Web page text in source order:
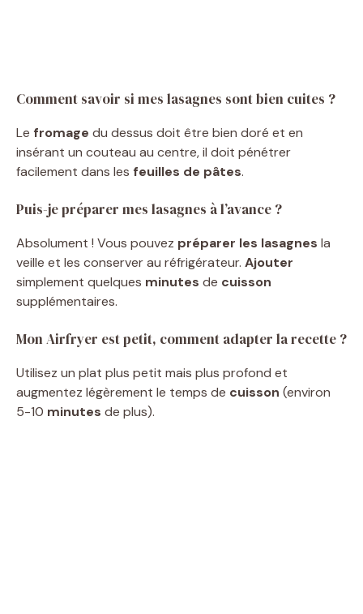
Comment savoir si mes lasagnes sont bien cuites ?
Le fromage du dessus doit être bien doré et en
insérant un couteau au centre, il doit pénétrer
facilement dans les feuilles de pâtes.
Puis-je préparer mes lasagnes à l’avance ?
Absolument ! Vous pouvez préparer les lasagnes la
veille et les conserver au réfrigérateur. Ajouter
simplement quelques minutes de cuisson
supplémentaires.
Mon Airfryer est petit, comment adapter la recette ?
Utilisez un plat plus petit mais plus profond et
augmentez légèrement le temps de cuisson (environ
5-10 minutes de plus).